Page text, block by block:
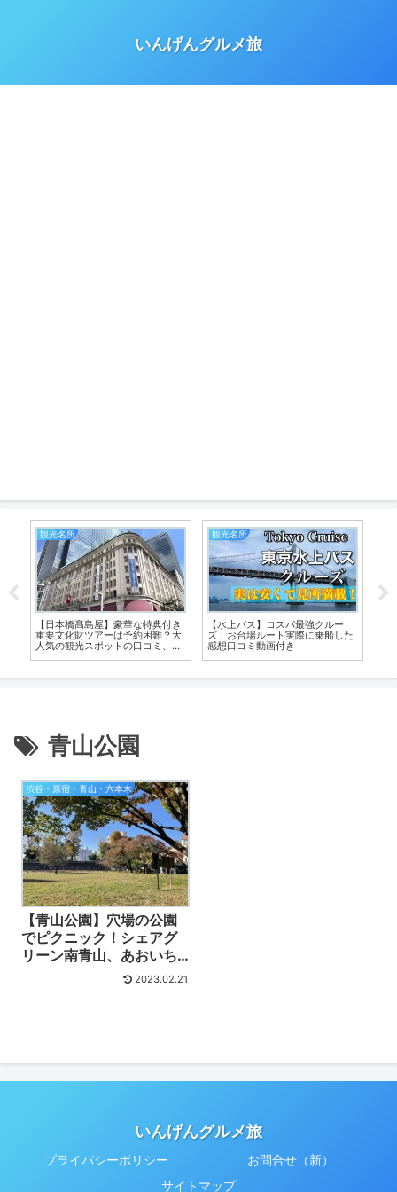
いんげんグルメ旅
本橋髙島屋】豪華な特典付き
文化財ツアーは予約困難？大
の観光スポットの口コミ、申
観光名所
【水上バス】コスパ最強クルー
ズ！お台場ルート実際に乗船した
感想口コミ動画付き
白金・目黒・五
【翠苑】孤独
れた焼肉店。
青山公園
渋谷・原宿・青山・六本木
【青山公園】穴場の公園
でピクニック！シェアグ
リーン南青山、あおいち
マルシェ、いちょう祭り
2023.02.21
いんげんグルメ旅
プライバシーポリシー
お問合せ（新）
サイトマップ